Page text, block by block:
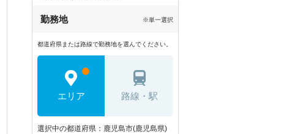
勤務地 ※単一選択
都道府県または路線で勤務地を選んでください。
エリア 路線・駅
選択中の都道府県：鹿児島市(鹿児島県)